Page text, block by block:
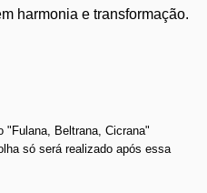
harmonia e transformação.
"Fulana, Beltrana, Cicrana"
só será realizado após essa